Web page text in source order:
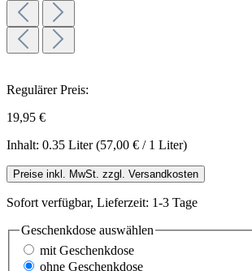
Regulärer Preis:
19,95 €
Inhalt: 0.35 Liter(57,00 € / 1 Liter)
Preise inkl. MwSt. zzgl. Versandkosten
Sofort verfügbar, Lieferzeit: 1-3 Tage
Geschenkdose auswählen
mit Geschenkdose
ohne Geschenkdose